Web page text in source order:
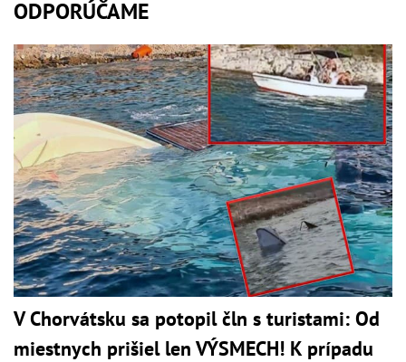
ODPORÚČAME
V Chorvátsku sa potopil čln s turistami: Od
miestnych prišiel len VÝSMECH! K prípadu